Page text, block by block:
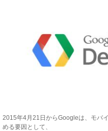
2015年4月21日からGoogleは、モバ
める要因として、